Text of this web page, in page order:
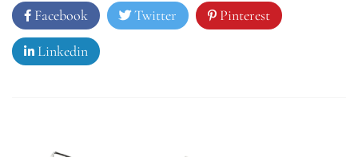
Facebook Twitter Pinterest
Linkedin